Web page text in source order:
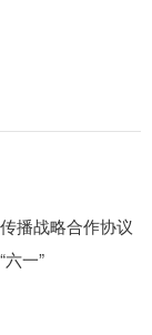
播战略合作协议
一”